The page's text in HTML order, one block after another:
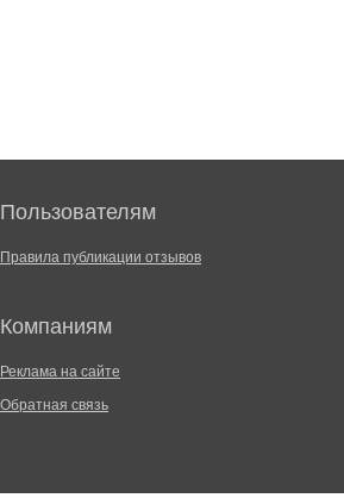
Пользователям
Правила публикации отзывов
Компаниям
Реклама на сайте
Обратная связь